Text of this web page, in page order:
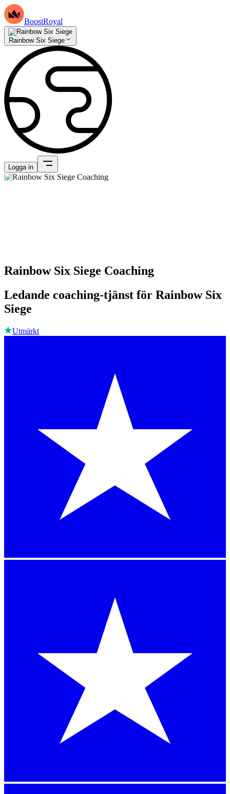
BoostRoyal
Rainbow Six Siege
Logga in
Rainbow Six Siege Coaching
Ledande coaching-tjänst för Rainbow Six
Siege
Utmärkt